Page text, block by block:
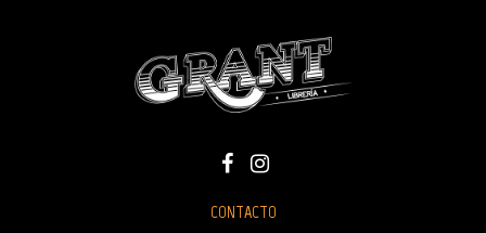
CONTACTO